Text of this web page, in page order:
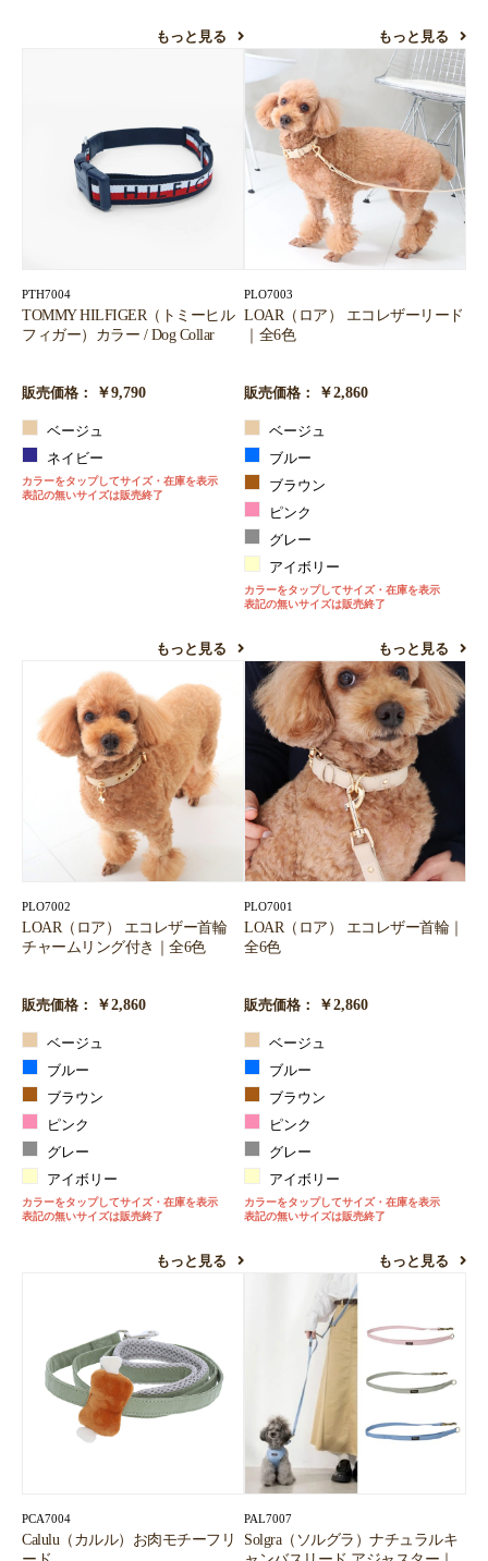
もっと見る もっと見る
PTH7004
TOMMY HILFIGER（トミーヒル
フィガー）カラー / Dog Collar
販売価格： ￥9,790
ベージュ
ネイビー
カラーをタップしてサイズ・在庫を表示
表記の無いサイズは販売終了
もっと見る
PLO7003
LOAR（ロア） エコレザーリード
｜全6色
販売価格： ￥2,860
ベージュ
ブルー
ブラウン
ピンク
グレー
アイボリー
カラーをタップしてサイズ・在庫を表示
表記の無いサイズは販売終了
もっと見る
PLO7002
LOAR（ロア） エコレザー首輪
チャームリング付き｜全6色
販売価格： ￥2,860
ベージュ
ブルー
ブラウン
ピンク
グレー
アイボリー
カラーをタップしてサイズ・在庫を表示
表記の無いサイズは販売終了
もっと見る
PLO7001
LOAR（ロア） エコレザー首輪｜
全6色
販売価格： ￥2,860
ベージュ
ブルー
ブラウン
ピンク
グレー
アイボリー
カラーをタップしてサイズ・在庫を表示
表記の無いサイズは販売終了
もっと見る
PCA7004
Calulu（カルル）お肉モチーフリ
PAL7007
Solgra（ソルグラ）ナチュラルキ